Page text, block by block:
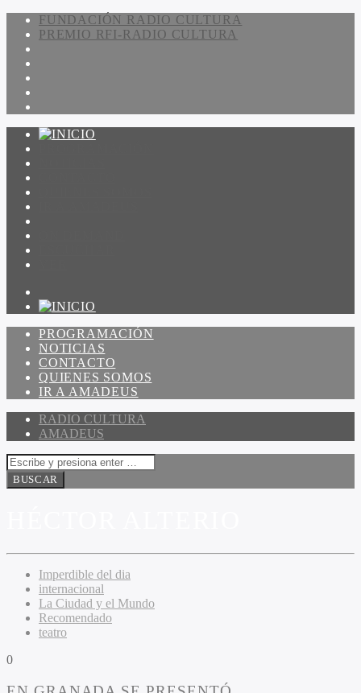
FUNDACIÓN RADIO CULTURA
PREMIO RFI-RADIO CULTURA
PROGRAMACIÓN
NOTICIAS
CONTACTO
QUIENES SOMOS
IR A AMADEUS
RADIO CULTURA
AMADEUS
Imperdible del dia
internacional
La Ciudad y el Mundo
Recomendado
teatro
0